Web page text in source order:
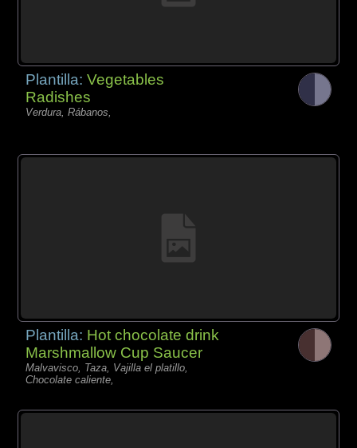
Plantilla:Vegetables
Radishes
Verdura, Rábanos,
Plantilla: Hot chocolate drink
Marshmallow Cup Saucer
Malvavisco, Taza, Vajilla el platillo,
Chocolate caliente,